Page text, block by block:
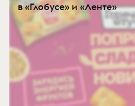
в «Глобусе» и «Ленте»